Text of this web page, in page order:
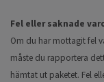
Fel eller saknade
Om du har mottagit fel
måste du rapportera
hämtat ut paketet. Fel